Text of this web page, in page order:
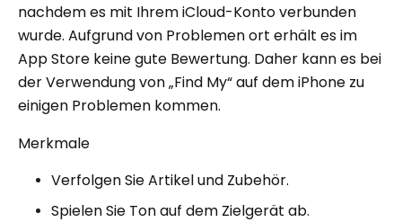
nachdem es mit Ihrem iCloud-Konto verbunden
wurde. Aufgrund von Problemen ort erhält es im
App Store keine gute Bewertung. Daher kann es bei
der Verwendung von „Find My“ auf dem iPhone zu
einigen Problemen kommen.
Merkmale
Verfolgen Sie Artikel und Zubehör.
Spielen Sie Ton auf dem Zielgerät ab.